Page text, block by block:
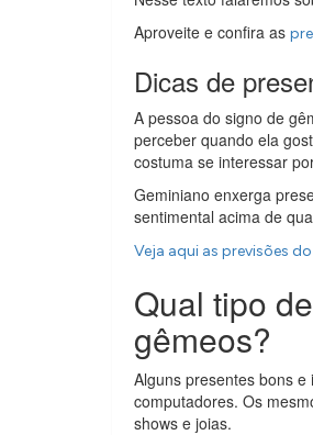
Aproveite e confira as
Dicas de
A pessoa do signo de
perceber quando ela
costuma se interessar
Geminiano enxerga
sentimental acima de
Veja aqui as previsões
Qual tipo
gêmeos?
Alguns presentes bons
computadores. Os
shows e joias.